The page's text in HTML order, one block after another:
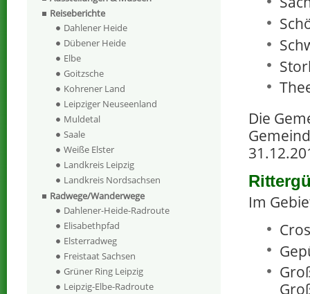
Die
Im
Reiseberichte
Dahlener Heide
Dübener Heide
Elbe
Goitzsche
Kohrener Land
Leipziger Neuseenland
Muldetal
Saale
Weiße Elster
Landkreis Leipzig
Landkreis Nordsachsen
Radwege/Wanderwege
Dahlener-Heide-Radroute
Elisabethpfad
Elsterradweg
Freistaat Sachsen
Grüner Ring Leipzig
Leipzig-Elbe-Radroute